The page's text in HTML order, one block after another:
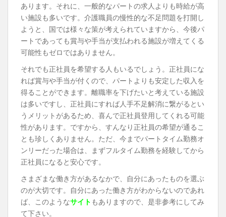
あります。それに、一般的なパートの求人よりも時給が高
い施設も多いです。介護職員の慢性的な不足問題を打開し
ようと、国では様々な策が考えられていますから、今後パ
ートであっても賞与や手当が支払われる施設が増えてくる
可能性もゼロではありません。
それでも正社員を希望する人もいるでしょう。正社員にな
れば賞与や手当が付くので、パートよりも安定した収入を
得ることができます。離職率を下げたいと考えている施設
は多いですし、正社員にすれば人手不足解消に繋がるとい
うメリットがあるため、喜んで正社員登用してくれる可能
性があります。ですから、すんなり正社員の希望が通るこ
とも珍しくありません。ただ、今までパートタイム勤務オ
ンリーだった場合は、まずフルタイム勤務を経験してから
正社員になると安心です。
さまざまな働き方があるなかで、自分にあったものを選ぶ
のが大切です。自分にあった働き方がわからないのであれ
ば、このようなサイト もありますので、是非参考にしてみ
て下さい。